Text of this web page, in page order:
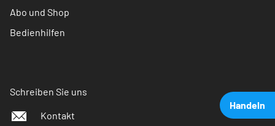
Handeln
Abo und Shop
Bedienhilfen
Schreiben Sie uns
Kontakt